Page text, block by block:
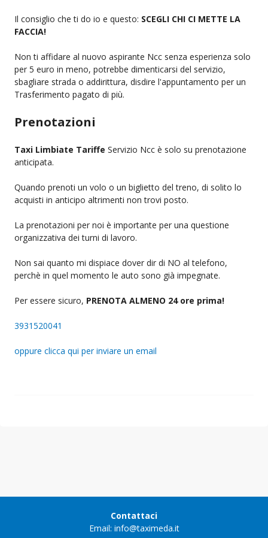
Il consiglio che ti do io e questo: SCEGLI CHI CI METTE LA
FACCIA!
Non ti affidare al nuovo aspirante Ncc senza esperienza solo
per 5 euro in meno, potrebbe dimenticarsi del servizio,
sbagliare strada o addirittura, disdire l'appuntamento per un
Trasferimento pagato di più.
Prenotazioni
Taxi Limbiate Tariffe Servizio Ncc è solo su prenotazione
anticipata.
Quando prenoti un volo o un biglietto del treno, di solito lo
acquisti in anticipo altrimenti non trovi posto.
La prenotazioni per noi è importante per una questione
organizzativa dei turni di lavoro.
Non sai quanto mi dispiace dover dir di NO al telefono,
perchè in quel momento le auto sono già impegnate.
Per essere sicuro, PRENOTA ALMENO 24 ore prima!
3931520041
oppure clicca qui per inviare un email
Contattaci
Email: info@taximeda.it